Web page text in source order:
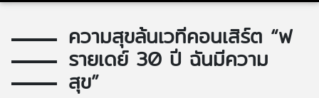
ความสุขล้นเวทีคอนเสิร์ต “ฟ
รายเดย์ 30 ปี ฉันมีความ
สุข”